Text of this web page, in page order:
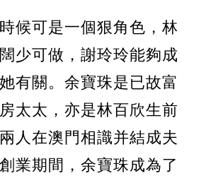
候可是一個狠角色，林
少可做，謝玲玲能夠成
有關。余寶珠是已故富
太太，亦是林百欣生前
人在澳門相識并結成夫
業期間，余寶珠成為了